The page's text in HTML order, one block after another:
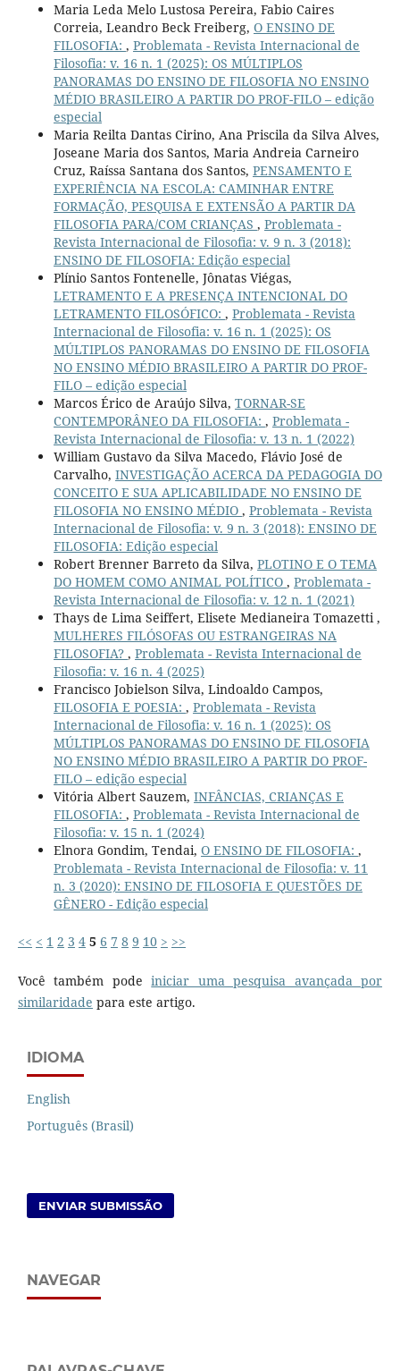
Maria Leda Melo Lustosa Pereira, Fabio Caires
Correia, Leandro Beck Freiberg, O ENSINO DE
FILOSOFIA: , Problemata - Revista Internacional de
Filosofia: v. 16 n. 1 (2025): OS MÚLTIPLOS
PANORAMAS DO ENSINO DE FILOSOFIA NO ENSINO
MÉDIO BRASILEIRO A PARTIR DO PROF-FILO – edição
especial
Maria Reilta Dantas Cirino, Ana Priscila da Silva Alves,
Joseane Maria dos Santos, Maria Andreia Carneiro
Cruz, Raíssa Santana dos Santos, PENSAMENTO E
EXPERIÊNCIA NA ESCOLA: CAMINHAR ENTRE
FORMAÇÃO, PESQUISA E EXTENSÃO A PARTIR DA
FILOSOFIA PARA/COM CRIANÇAS , Problemata -
Revista Internacional de Filosofia: v. 9 n. 3 (2018):
ENSINO DE FILOSOFIA: Edição especial
Plínio Santos Fontenelle, Jônatas Viégas,
LETRAMENTO E A PRESENÇA INTENCIONAL DO
LETRAMENTO FILOSÓFICO: , Problemata - Revista
Internacional de Filosofia: v. 16 n. 1 (2025): OS
MÚLTIPLOS PANORAMAS DO ENSINO DE FILOSOFIA
NO ENSINO MÉDIO BRASILEIRO A PARTIR DO PROF-
FILO – edição especial
Marcos Érico de Araújo Silva, TORNAR-SE
CONTEMPORÂNEO DA FILOSOFIA: , Problemata -
Revista Internacional de Filosofia: v. 13 n. 1 (2022)
William Gustavo da Silva Macedo, Flávio José de
Carvalho, INVESTIGAÇÃO ACERCA DA PEDAGOGIA DO
CONCEITO E SUA APLICABILIDADE NO ENSINO DE
FILOSOFIA NO ENSINO MÉDIO , Problemata - Revista
Internacional de Filosofia: v. 9 n. 3 (2018): ENSINO DE
FILOSOFIA: Edição especial
Robert Brenner Barreto da Silva, PLOTINO E O TEMA
DO HOMEM COMO ANIMAL POLÍTICO , Problemata -
Revista Internacional de Filosofia: v. 12 n. 1 (2021)
Thays de Lima Seiffert, Elisete Medianeira Tomazetti ,
MULHERES FILÓSOFAS OU ESTRANGEIRAS NA
FILOSOFIA? , Problemata - Revista Internacional de
Filosofia: v. 16 n. 4 (2025)
Francisco Jobielson Silva, Lindoaldo Campos,
FILOSOFIA E POESIA: , Problemata - Revista
Internacional de Filosofia: v. 16 n. 1 (2025): OS
MÚLTIPLOS PANORAMAS DO ENSINO DE FILOSOFIA
NO ENSINO MÉDIO BRASILEIRO A PARTIR DO PROF-
FILO – edição especial
Vitória Albert Sauzem, INFÂNCIAS, CRIANÇAS E
FILOSOFIA: , Problemata - Revista Internacional de
Filosofia: v. 15 n. 1 (2024)
Elnora Gondim, Tendai, O ENSINO DE FILOSOFIA: ,
Problemata - Revista Internacional de Filosofia: v. 11
n. 3 (2020): ENSINO DE FILOSOFIA E QUESTÕES DE
GÊNERO - Edição especial
<< < 1 2 3 4 5 6 7 8 9 10 > >>
Você também podeiniciar uma pesquisa avançada por
similaridade para este artigo.
IDIOMA
English
Português (Brasil)
ENVIAR SUBMISSÃO
NAVEGAR